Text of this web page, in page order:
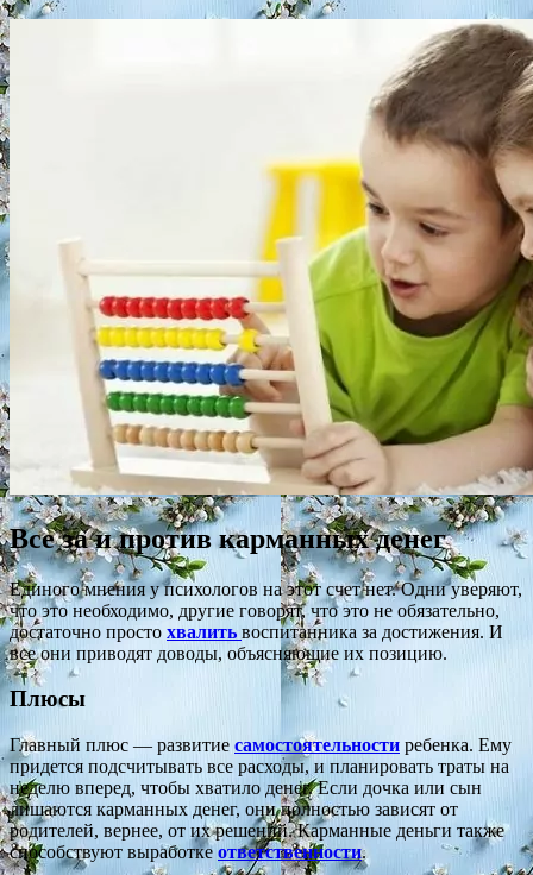
Все за и против карманных денег
Единого мнения у психологов на этот счет нет. Одни уверяют,
что это необходимо, другие говорят, что это не обязательно,
достаточно просто хвалить воспитанника за достижения. И
все они приводят доводы, объясняющие их позицию.
Плюсы
Главный плюс — развитие самостоятельности ребенка. Ему
придется подсчитывать все расходы, и планировать траты на
неделю вперед, чтобы хватило денег. Если дочка или сын
лишаются карманных денег, они полностью зависят от
родителей, вернее, от их решений. Карманные деньги также
способствуют выработке ответственности.